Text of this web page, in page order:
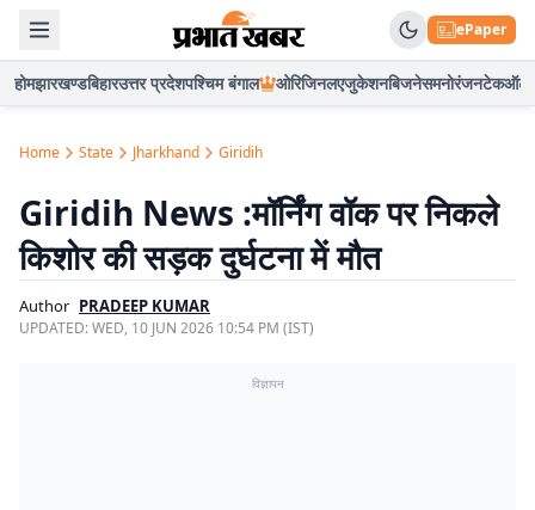
ePaper
होमझारखण्डबिहारउत्तर प्रदेशपश्चिम बंगाल ओरिजिनलएजुकेशनबिजनेसमनोरंजनटेकऑटो
Home State Jharkhand Giridih
Giridih News :मॉर्निंग वॉक पर निकले
किशोर की सड़क दुर्घटना में मौत
Author PRADEEP KUMAR
UPDATED:WED, 10 JUN 2026 10:54 PM (IST)
विज्ञापन